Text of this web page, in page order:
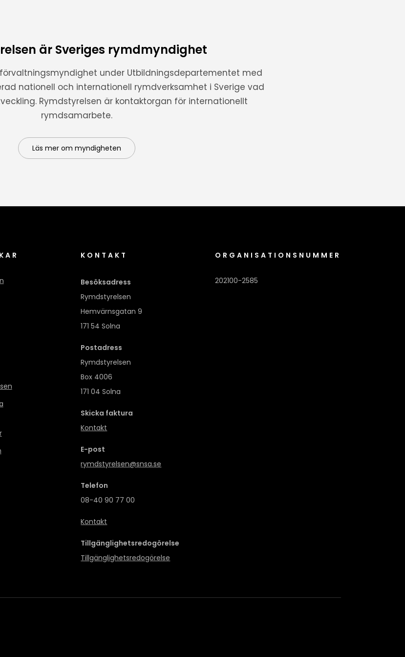
är Sveriges rymdmyndighet
under Utbildningsdepartementet med
nationell och internationell rymdverksamhet i Sverige vad
Rymdstyrelsen är kontaktorgan för internationellt
rymdsamarbete.
Läs mer om myndigheten
KONTAKT
Besöksadress
Rymdstyrelsen
Hemvärnsgatan 9
171 54 Solna
Postadress
Rymdstyrelsen
Box 4006
171 04 Solna
Skicka faktura
Kontakt
E-post
rymdstyrelsen@snsa.se
Telefon
08-40 90 77 00
Kontakt
Tillgänglighetsredogörelse
Tillgänglighetsredogörelse
ORGANISATIONSNUMMER
202100-2585